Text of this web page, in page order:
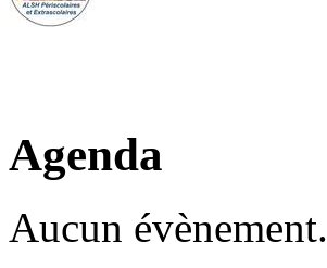
Agenda
Aucun évènement.